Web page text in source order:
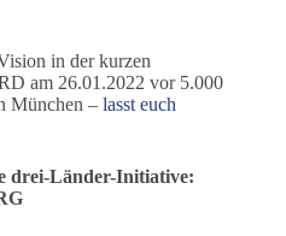
in der kurzen
am 26.01.2022 vor 5.000
München – lasst euch
drei-Länder-Initiative: